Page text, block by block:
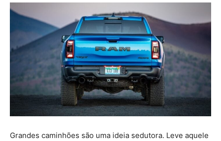
Grandes caminhões são uma ideia sedutora. Leve aquele